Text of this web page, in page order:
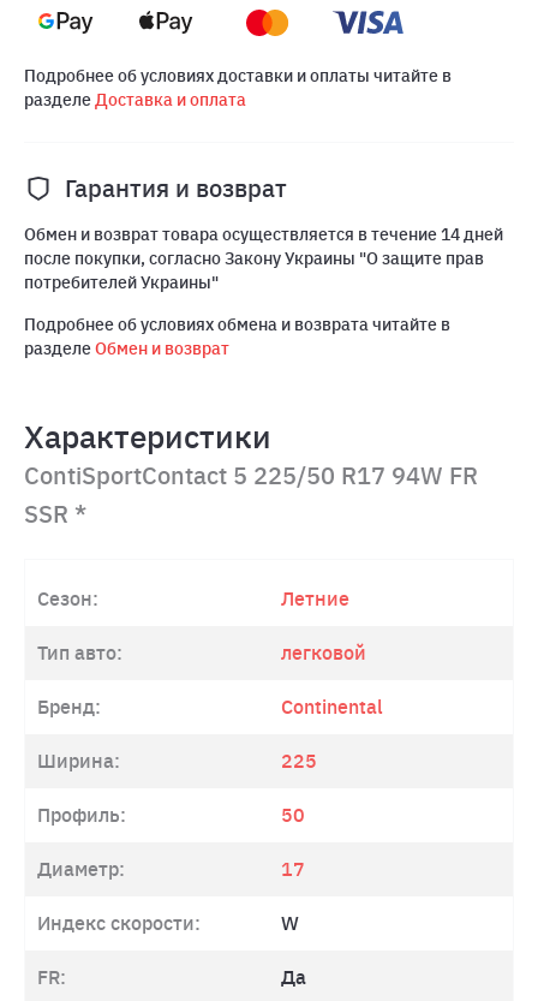
Подробнее об условиях доставки и оплаты читайте в
разделеДоставка и оплата
Гарантия и возврат
Обмен и возврат товара осуществляется в течение 14 дней
после покупки, согласно Закону Украины "О защите прав
потребителей Украины"
Подробнее об условиях обмена и возврата читайте в
разделеОбмен и возврат
Характеристики
ContiSportContact 5 225/50 R17 94W FR
SSR *
Сезон: Летние
Тип авто: легковой
Бренд: Continental
Ширина: 225
Профиль: 50
Диаметр: 17
Индекс скорости: W
FR: Да